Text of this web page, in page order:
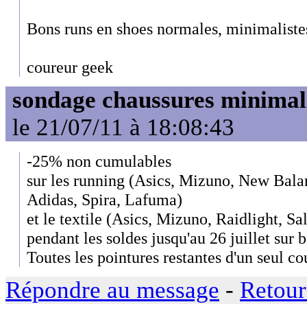
Bons runs en shoes normales,
coureur geek
sondage chaussures
le 21/07/11 à 18:08:43
-25% non cumulables
sur les running (Asics, Mizuno, New
Adidas, Spira, Lafuma)
et le textile (Asics, Mizuno, Raidlight,
pendant les soldes jusqu'au 26 juillet sur
Toutes les pointures restantes d'un seul
Répondre au message -